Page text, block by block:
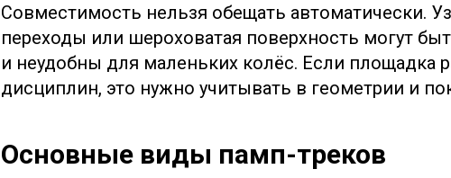
Совместимость нельзя обещать автоматически.
переходы или шероховатая поверхность могут
и неудобны для маленьких колёс. Если площадка
дисциплин, это нужно учитывать в геометрии и
Основные виды памп-треков